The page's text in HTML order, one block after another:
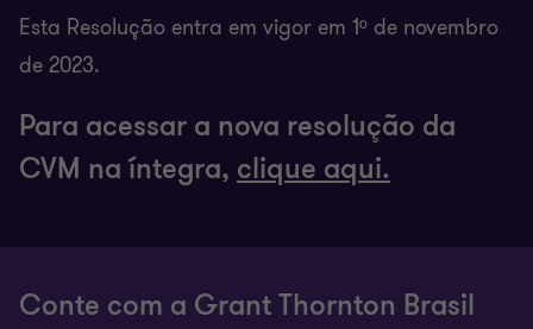
Esta Resolução entra em vigor em 1º de novembro
de 2023.
Para acessar a nova resolução da
CVM na íntegra, clique aqui.
Conte com a Grant Thornton Brasil